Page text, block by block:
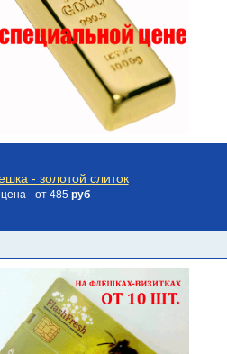
- золотой слиток
- от 485 руб